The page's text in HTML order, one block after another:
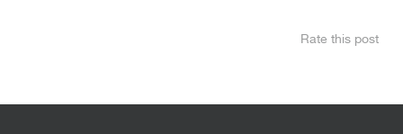
Rate this post